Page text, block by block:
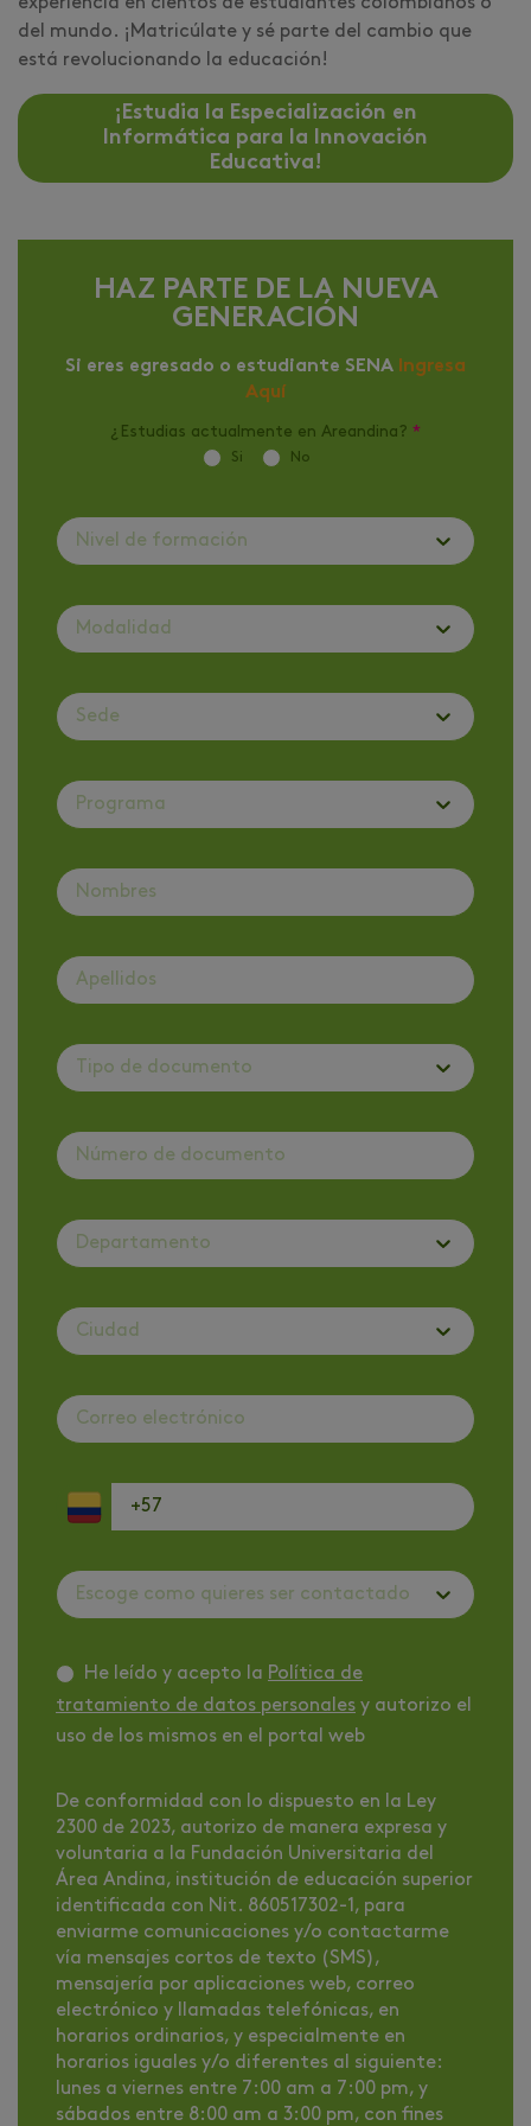
experiencia en cientos de estudiantes colombianos o
del mundo. ¡Matricúlate y sé parte del cambio que
está revolucionando la educación!
¡Estudia la Especialización en
Informática para la Innovación
Educativa!
HAZ PARTE DE LA NUEVA
GENERACIÓN
Si eres egresado o estudiante SENA Ingresa
Aquí
¿Estudias actualmente en Areandina? *
Si No
Nivel de formación
Modalidad
Sede
Programa
Tipo de documento
Departamento
Ciudad
Escoge como quieres ser contactado
He leído y acepto la Política de
tratamiento de datos personales y autorizo el
uso de los mismos en el portal web
De conformidad con lo dispuesto en la Ley
2300 de 2023, autorizo de manera expresa y
voluntaria a la Fundación Universitaria del
Área Andina, institución de educación superior
identificada con Nit. 860517302-1, para
enviarme comunicaciones y/o contactarme
vía mensajes cortos de texto (SMS),
mensajería por aplicaciones web, correo
electrónico y llamadas telefónicas, en
horarios ordinarios, y especialmente en
horarios iguales y/o diferentes al siguiente:
lunes a viernes entre 7:00 am a 7:00 pm, y
sábados entre 8:00 am a 3:00 pm, con fines